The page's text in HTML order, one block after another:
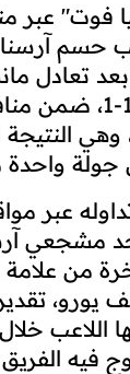
فوت" عبر
حسم
بعد تعادل
بورنموث بنتيجة
وهي
جولة
عبر
مشجعي
من
بنحو 20 ألف
اللاعب
فيه